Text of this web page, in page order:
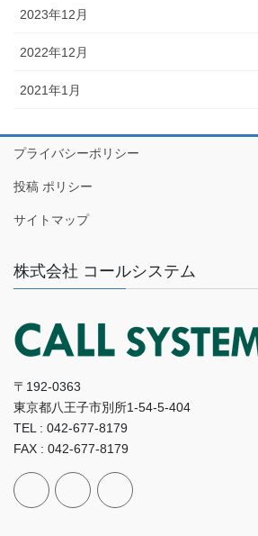
2023年12月
2022年12月
2021年1月
プライバシーポリシー
投稿 ポリシー
サイトマップ
株式会社 コールシステム
〒192-0363
東京都八王子市別所1-54-5-404
TEL : 042-677-8179
FAX : 042-677-8179